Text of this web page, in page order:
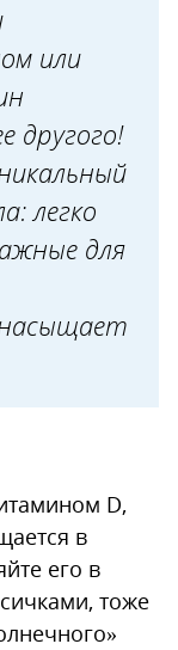
или
другого!
легко
для
D,
в
его в
тоже